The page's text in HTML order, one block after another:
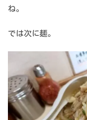
ね。
では次に麺。